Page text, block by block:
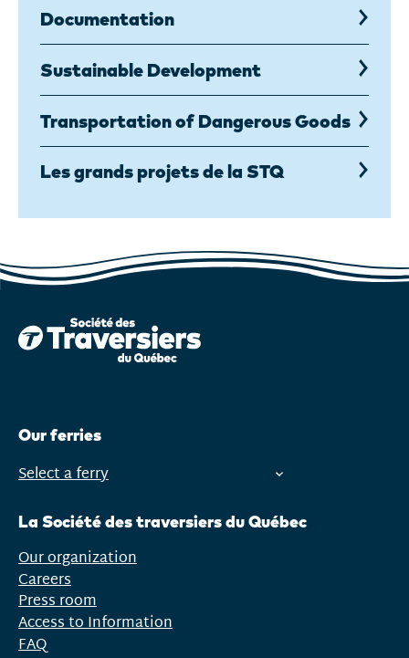
Documentation
Sustainable Development
Transportation of Dangerous Goods
Les grands projets de la STQ
Our ferries
Open
Select a ferry
La Société des traversiers du Québec
Our organization
Careers
Press room
Access to Information
FAQ